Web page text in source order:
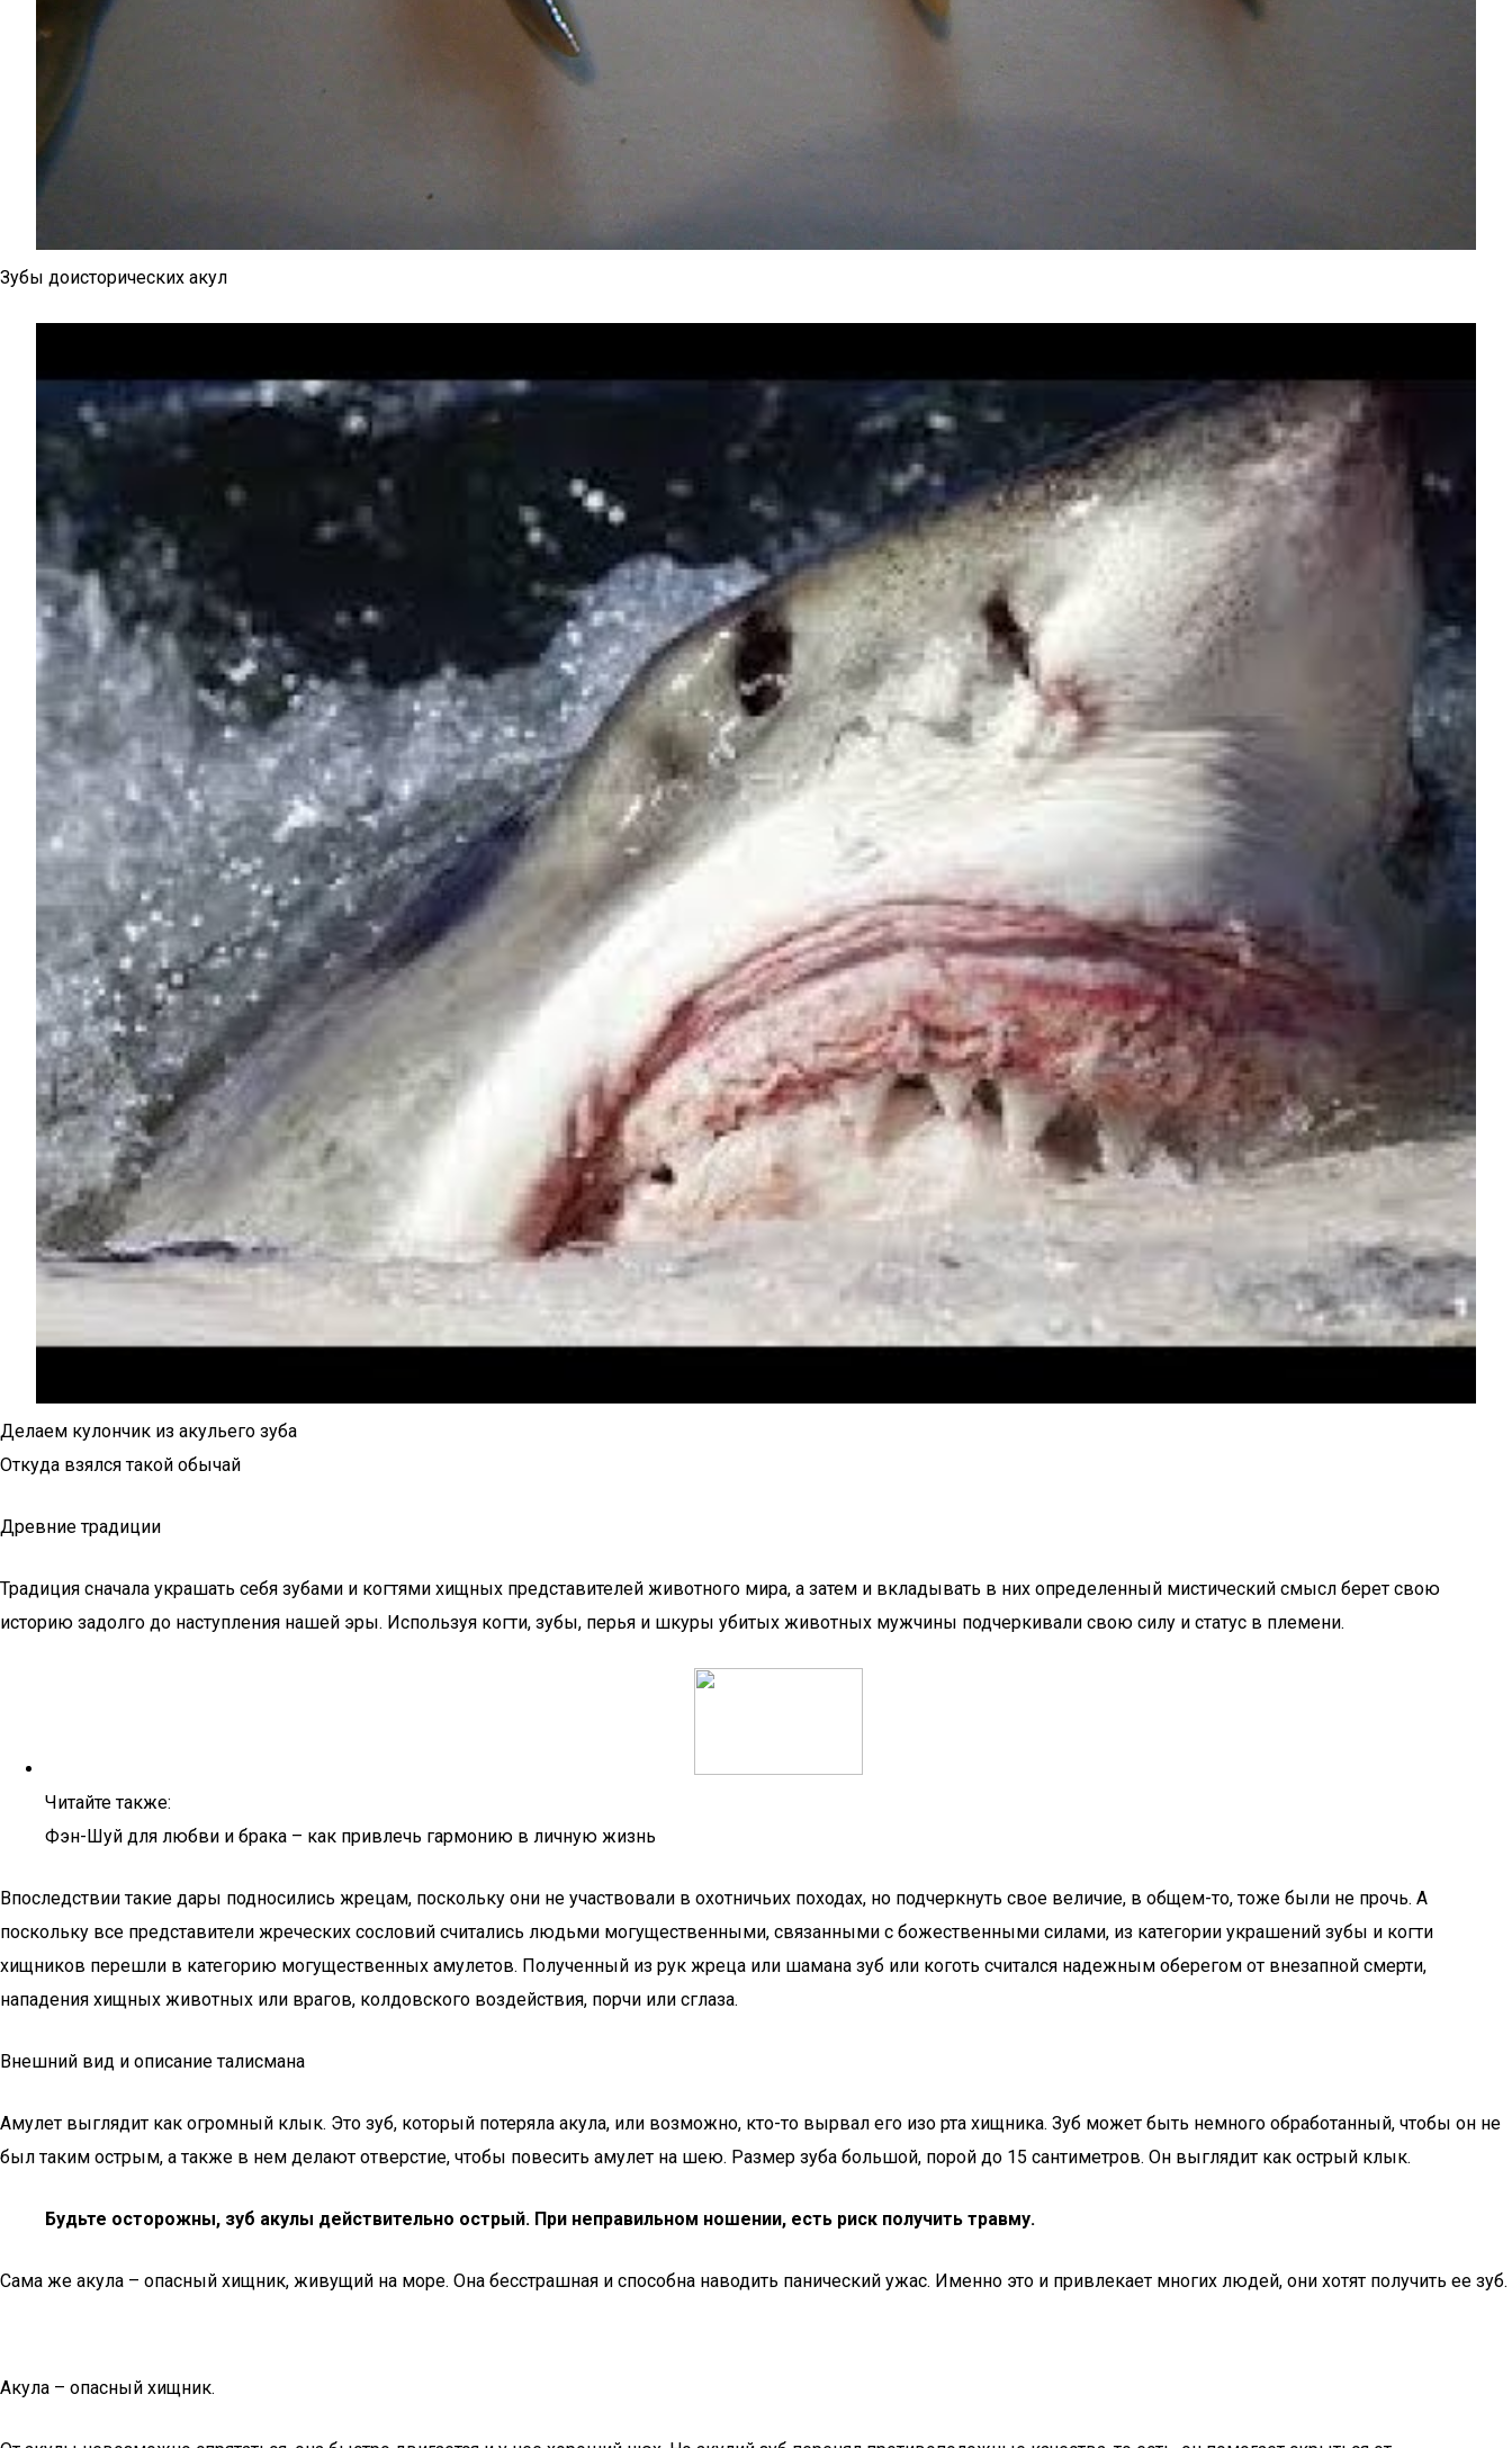
Зубы доисторических акул
Делаем кулончик из акульего зуба
Откуда взялся такой обычай
Древние традиции
Традиция сначала украшать себя зубами и когтями хищных представителей животного мира, а затем и вкладывать в них определенный мистический смысл берет свою
историю задолго до наступления нашей эры. Используя когти, зубы, перья и шкуры убитых животных мужчины подчеркивали свою силу и статус в племени.
Читайте также:
Фэн-Шуй для любви и брака – как привлечь гармонию в личную жизнь
Впоследствии такие дары подносились жрецам, поскольку они не участвовали в охотничьих походах, но подчеркнуть свое величие, в общем-то, тоже были не прочь. А
поскольку все представители жреческих сословий считались людьми могущественными, связанными с божественными силами, из категории украшений зубы и когти
хищников перешли в категорию могущественных амулетов. Полученный из рук жреца или шамана зуб или коготь считался надежным оберегом от внезапной смерти,
нападения хищных животных или врагов, колдовского воздействия, порчи или сглаза.
Внешний вид и описание талисмана
Амулет выглядит как огромный клык. Это зуб, который потеряла акула, или возможно, кто-то вырвал его изо рта хищника. Зуб может быть немного обработанный, чтобы он не
был таким острым, а также в нем делают отверстие, чтобы повесить амулет на шею. Размер зуба большой, порой до 15 сантиметров. Он выглядит как острый клык.
Будьте осторожны, зуб акулы действительно острый. При неправильном ношении, есть риск получить травму.
Сама же акула – опасный хищник, живущий на море. Она бесстрашная и способна наводить панический ужас. Именно это и привлекает многих людей, они хотят получить ее зуб.
Акула – опасный хищник.